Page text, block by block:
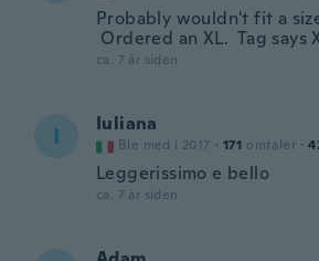
Probably wouldn't fit a
Ordered an XL. Tag says
ca. 7 år siden
I Iuliana
Ble med i 2017 · 171 omtaler ·
Leggerissimo e bello
ca. 7 år siden